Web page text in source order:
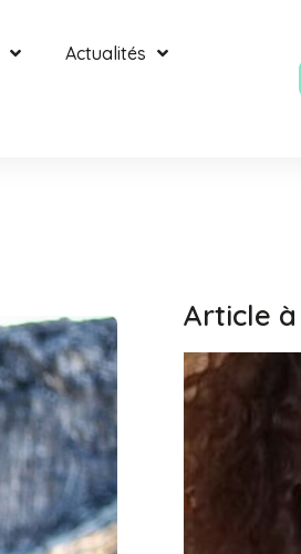
Actualités
Article